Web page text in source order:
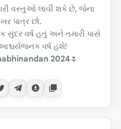
વસ્તુઓ લાવી શકે છે, જેના
પાત્ર છો.
સુંદર વર્ષ હતું અને તમારી પાસે
વર્ષ હશે!
2024🌷